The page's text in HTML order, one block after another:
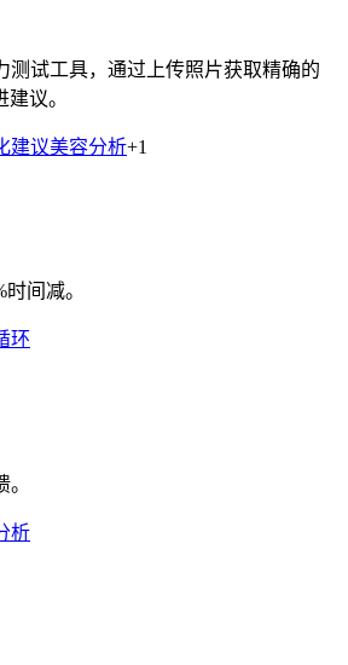
测试工具，通过上传照片获取精确的
议。
建议美容分析+1
间减。
环
析